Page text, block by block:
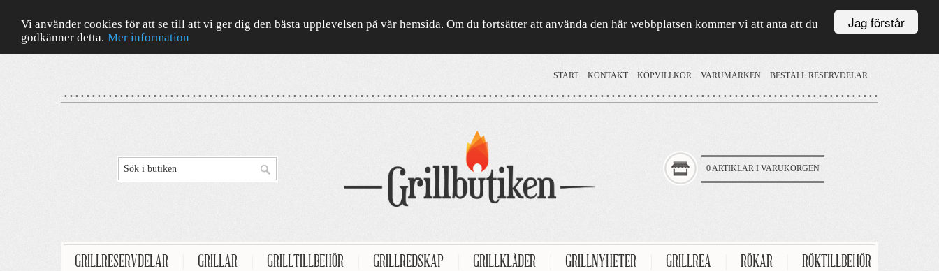
Jag förstår
Vi använder cookies för att se till att vi ger dig den bästa upplevelsen på vår hemsida. Om du fortsätter att använda den här webbplatsen kommer vi att anta att du
godkänner detta. Mer information
START KONTAKT KÖPVILLKOR VARUMÄRKEN BESTÄLL RESERVDELAR
0 ARTIKLAR I VARUKORGEN
GRILLRESERVDELAR GRILLAR GRILLTILLBEHÖR GRILLREDSKAP GRILLKLÄDER GRILLNYHETER GRILLREA RÖKAR
RÖKTILLBEHÖR